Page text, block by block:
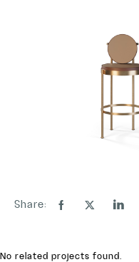
Share:
No related projects found.